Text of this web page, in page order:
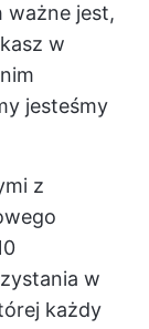
ważne jest,
w
jesteśmy
z
w
każdy